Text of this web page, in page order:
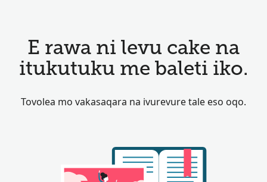
E rawa ni levu cake na
itukutuku me baleti iko.
Tovolea mo vakasaqara na ivurevure tale eso oqo.